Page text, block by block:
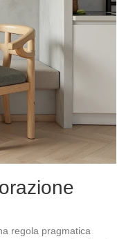
regola pragmatica